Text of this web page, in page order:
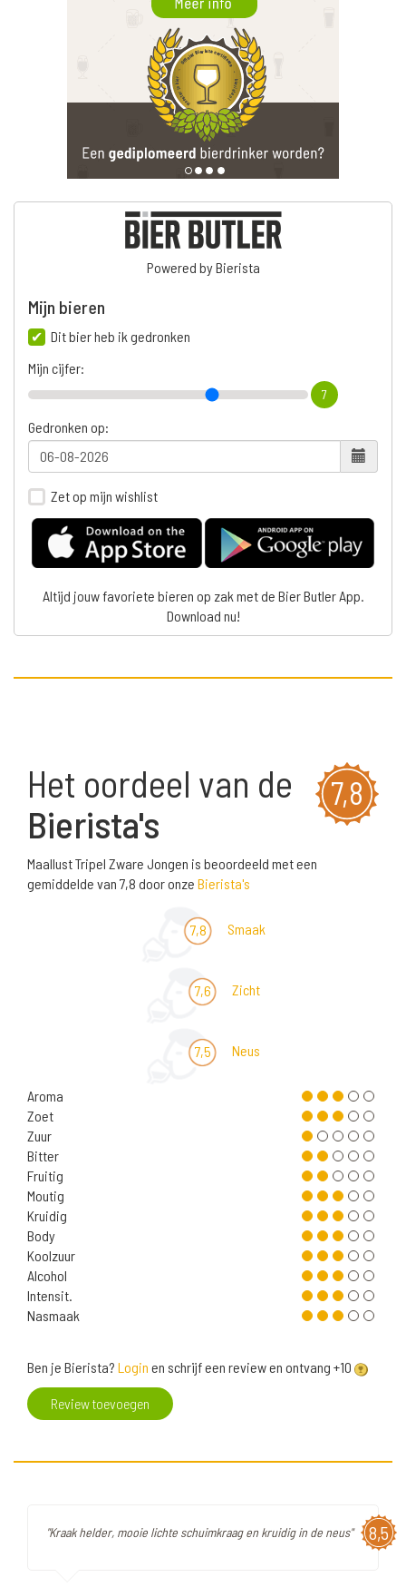
Powered by Bierista
Mijn bieren
Dit bier heb ik gedronken
Mijn cijfer:
7
Gedronken op:
Zet op mijn wishlist
Altijd jouw favoriete bieren op zak met de Bier Butler App.
Download nu!
7,8
Het oordeel van de
Bierista's
Maallust Tripel Zware Jongen is beoordeeld met een
gemiddelde van 7,8 door onze Bierista's
7,8 Smaak
7,6 Zicht
7,5 Neus
Aroma
Zoet
Zuur
Bitter
Fruitig
Moutig
Kruidig
Body
Koolzuur
Alcohol
Intensit.
Nasmaak
Ben je Bierista? Login en schrijf een review en ontvang +10
Review toevoegen
8,5
"Kraak helder, mooie lichte schuimkraag en kruidig in de neus"